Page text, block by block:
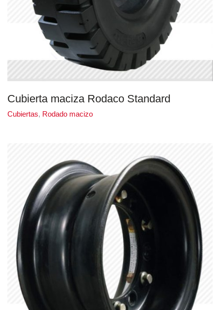
Cubierta maciza Rodaco Standard
Cubiertas, Rodado macizo